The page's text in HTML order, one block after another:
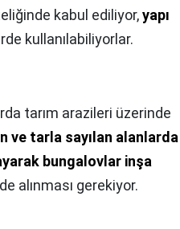
kabul ediliyor,yapı
kullanılabiliyorlar.
tarım arazileri üzerinde
ve tarla sayılan alanlarda
bungalovlar inşa
alınması gerekiyor.